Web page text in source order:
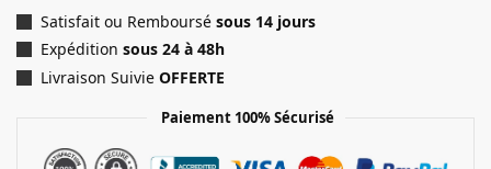
Satisfait ou Remboursé sous 14 jours
Expédition sous 24 à 48h
Livraison Suivie OFFERTE
Paiement 100% Sécurisé